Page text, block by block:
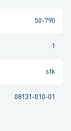
50-790
1
stk
08131-010-01